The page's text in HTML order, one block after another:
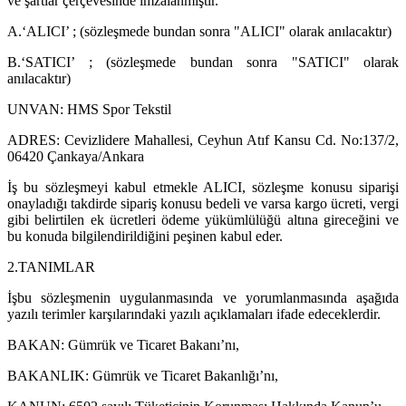
A.‘ALICI’ ; (sözleşmede bundan sonra "ALICI" olarak anılacaktır)
B.‘SATICI’ ; (sözleşmede bundan sonra "SATICI" olarak
anılacaktır)
UNVAN: HMS Spor Tekstil
ADRES: Cevizlidere Mahallesi, Ceyhun Atıf Kansu Cd. No:137/2,
06420 Çankaya/Ankara
İş bu sözleşmeyi kabul etmekle ALICI, sözleşme konusu siparişi
onayladığı takdirde sipariş konusu bedeli ve varsa kargo ücreti, vergi
gibi belirtilen ek ücretleri ödeme yükümlülüğü altına gireceğini ve
bu konuda bilgilendirildiğini peşinen kabul eder.
2.TANIMLAR
İşbu sözleşmenin uygulanmasında ve yorumlanmasında aşağıda
yazılı terimler karşılarındaki yazılı açıklamaları ifade edeceklerdir.
BAKAN: Gümrük ve Ticaret Bakanı’nı,
BAKANLIK: Gümrük ve Ticaret Bakanlığı’nı,